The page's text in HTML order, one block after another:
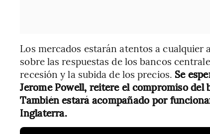
Los mercados estarán atentos a cualquier
sobre las respuestas de los bancos
recesión y la subida de los precios. Se
Jerome Powell, reitere el compromiso
También estará acompañado por
Inglaterra.